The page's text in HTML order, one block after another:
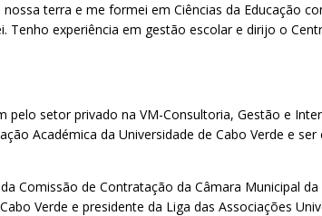
terra e me formei em Ciências da Educação
experiência em gestão escolar e dirijo o
setor privado na VM-Consultoria, Gestão e
Académica da Universidade de Cabo Verde e
Comissão de Contratação da Câmara Municipal
Verde e presidente da Liga das Associações